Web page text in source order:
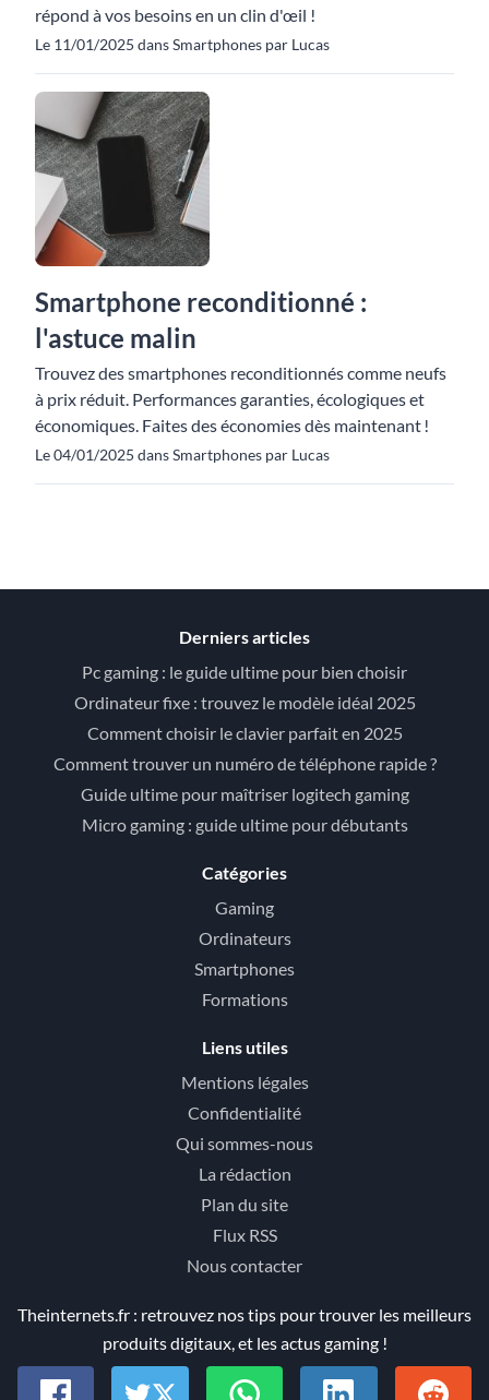
répond à vos besoins en un clin d'œil !
Le 11/01/2025 dans Smartphones par Lucas
Smartphone reconditionné :
l'astuce malin
Trouvez des smartphones reconditionnés comme neufs
à prix réduit. Performances garanties, écologiques et
économiques. Faites des économies dès maintenant !
Le 04/01/2025 dans Smartphones par Lucas
Derniers articles
Pc gaming : le guide ultime pour bien choisir
Ordinateur fixe : trouvez le modèle idéal 2025
Comment choisir le clavier parfait en 2025
Comment trouver un numéro de téléphone rapide ?
Guide ultime pour maîtriser logitech gaming
Micro gaming : guide ultime pour débutants
Catégories
Gaming
Ordinateurs
Smartphones
Formations
Liens utiles
Mentions légales
Confidentialité
Qui sommes-nous
La rédaction
Plan du site
Flux RSS
Nous contacter
Theinternets.fr : retrouvez nos tips pour trouver les meilleurs
produits digitaux, et les actus gaming !